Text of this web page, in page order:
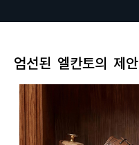
엄선된 엘칸토의 제안